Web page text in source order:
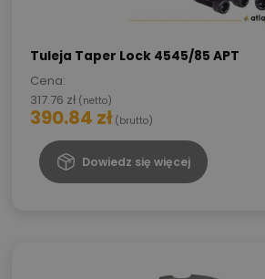
Tuleja Taper Lock 4545/85 APT
Cena:
317.76 zł (netto)
390.84 zł (brutto)
Dowiedz się więcej